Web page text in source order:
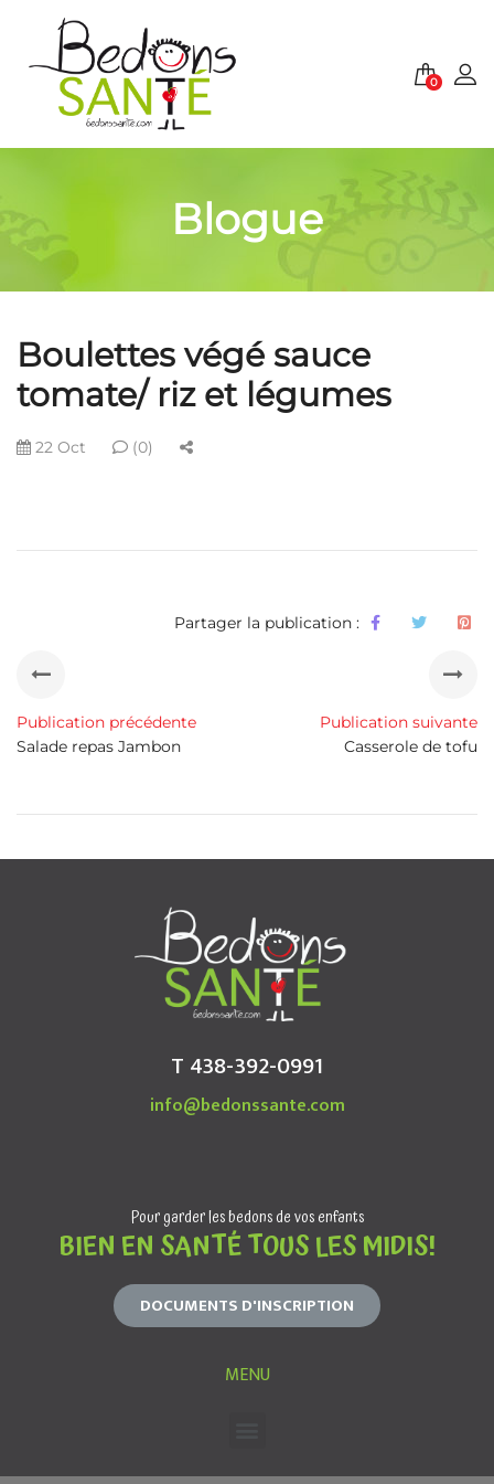
0
Blogue
Boulettes végé sauce
tomate/ riz et légumes
22 Oct (0)
Partager la publication :
Publication précédente
Salade repas Jambon
Publication suivante
Casserole de tofu
T 438-392-0991
info@bedonssante.com
Pour garder les bedons de vos enfants
BIEN EN SANTÉ TOUS LES MIDIS!
DOCUMENTS D'INSCRIPTION
MENU